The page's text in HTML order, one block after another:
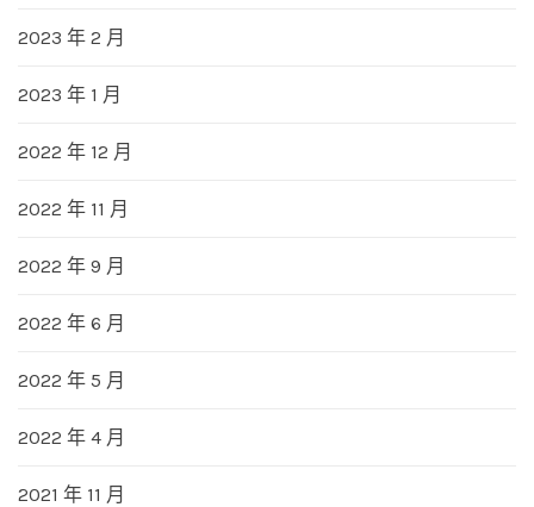
2023 年 2 月
2023 年 1 月
2022 年 12 月
2022 年 11 月
2022 年 9 月
2022 年 6 月
2022 年 5 月
2022 年 4 月
2021 年 11 月